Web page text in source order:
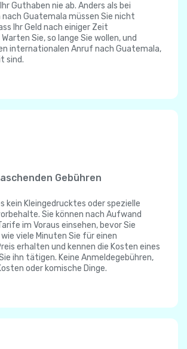
Guthaben nie ab. Anders als bei
Guatemala müssen Sie nicht
Ihr Geld nach einiger Zeit
Sie, so lange Sie wollen, und
internationalen Anruf nach Guatemala,
sind.
Gebühren
kein Kleingedrucktes oder spezielle
Sie können nach Aufwand
im Voraus einsehen, bevor Sie
viele Minuten Sie für einen
erhalten und kennen die Kosten eines
ihn tätigen. Keine Anmeldegebühren,
oder komische Dinge.